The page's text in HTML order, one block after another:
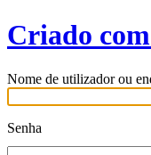
Criado
Nome de utilizador ou
Senha